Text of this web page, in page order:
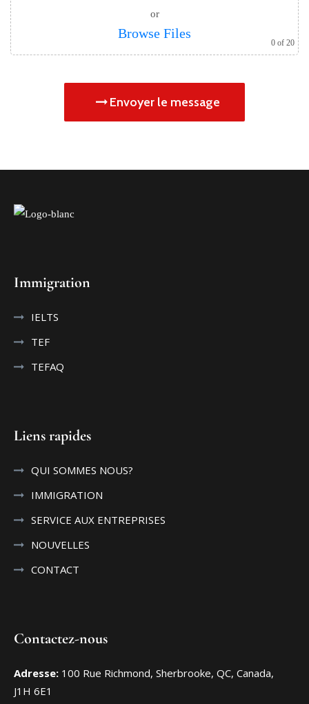
or
Browse Files
0 of 20
Envoyer le message
Immigration
IELTS
TEF
TEFAQ
Liens rapides
QUI SOMMES NOUS?
IMMIGRATION
SERVICE AUX ENTREPRISES
NOUVELLES
CONTACT
Contactez-nous
Adresse: 100 Rue Richmond, Sherbrooke, QC, Canada,
J1H 6E1